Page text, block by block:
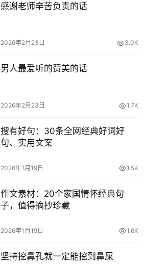
感谢老师辛苦负责的话
2026年2月23日 3.0K
男人最爱听的赞美的话
2026年2月23日 1.7K
搜有好句：30条全网经典好词好
句、实用文案
2026年1月19日 1.5K
作文素材：20个家国情怀经典句
子，值得摘抄珍藏
2026年1月19日 1.6K
坚持挖鼻孔就一定能挖到鼻屎